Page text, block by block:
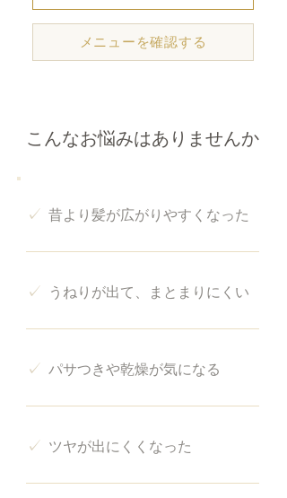
メニューを確認する
こんなお悩みはありませんか
✓ 昔より髪が広がりやすくなった
✓ うねりが出て、まとまりにくい
✓ パサつきや乾燥が気になる
✓ ツヤが出にくくなった